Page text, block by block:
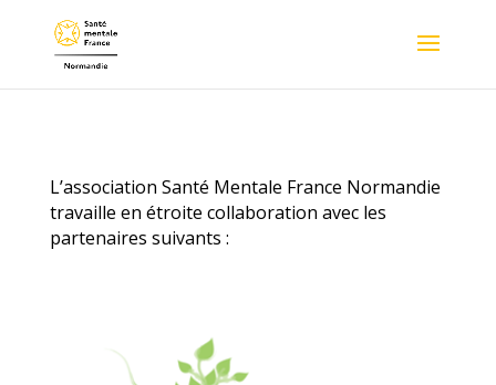
L’association Santé Mentale France Normandie
travaille en étroite collaboration avec les
partenaires suivants :